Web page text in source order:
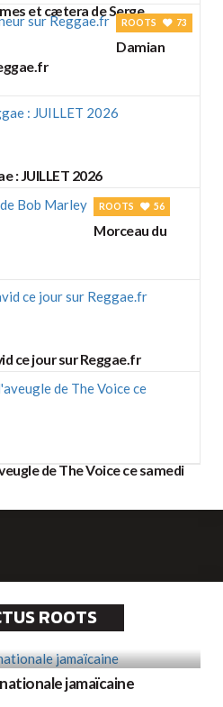
et cætera de Serge
ROOTS 73
Damian
: JUILLET 2026
ROOTS 56
Morceau du
ce jour sur Reggae.fr
de The Voice ce samedi
ROOTS
jamaïcaine